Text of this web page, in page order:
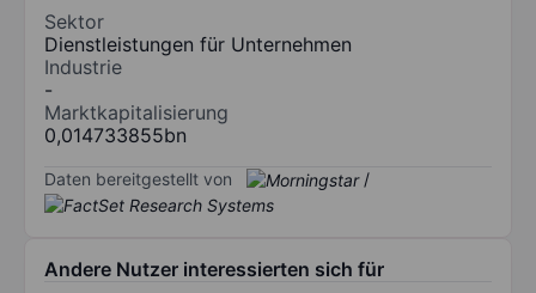
Sektor
Dienstleistungen für Unternehmen
Industrie
-
Marktkapitalisierung
0,014733855bn
Daten bereitgestellt von /
Andere Nutzer interessierten sich für